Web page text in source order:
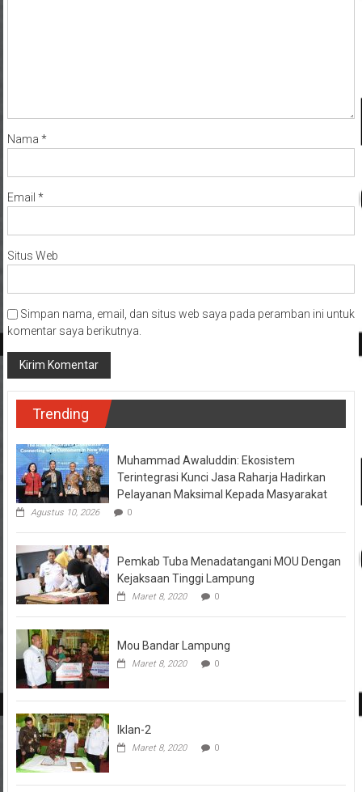
Nama *
Email *
Situs Web
Simpan nama, email, dan situs web saya pada peramban ini untuk
komentar saya berikutnya.
Trending
Muhammad Awaluddin: Ekosistem
Terintegrasi Kunci Jasa Raharja Hadirkan
Pelayanan Maksimal Kepada Masyarakat
Agustus 10, 2026 0
Pemkab Tuba Menadatangani MOU Dengan
Kejaksaan Tinggi Lampung
Maret 8, 2020 0
Mou Bandar Lampung
Maret 8, 2020 0
Iklan-2
Maret 8, 2020 0